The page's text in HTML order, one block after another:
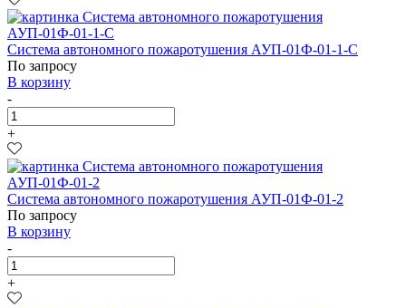
Система автономного пожаротушения АУП-01Ф-01-1-С
По запросу
В корзину
-
+
Система автономного пожаротушения АУП-01Ф-01-2
По запросу
В корзину
-
+